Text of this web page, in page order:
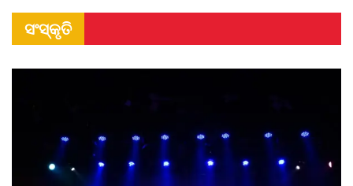
ସଂସ୍କୃତି